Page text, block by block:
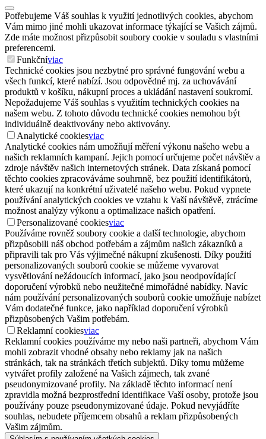
Potřebujeme Váš souhlas k využití jednotlivých cookies, abychom
Vám mimo jiné mohli ukazovat informace týkající se Vašich zájmů.
Zde máte možnost přizpůsobit soubory cookie v souladu s vlastními
preferencemi.
Funkčníviac
Technické cookies jsou nezbytné pro správné fungování webu a
všech funkcí, které nabízí. Jsou odpovědné mj. za uchovávání
produktů v košíku, nákupní proces a ukládání nastavení soukromí.
Nepožadujeme Váš souhlas s využitím technických cookies na
našem webu. Z tohoto důvodu technické cookies nemohou být
individuálně deaktivovány nebo aktivovány.
Analytické cookiesviac
Analytické cookies nám umožňují měření výkonu našeho webu a
našich reklamních kampaní. Jejich pomocí určujeme počet návštěv a
zdroje návštěv našich internetových stránek. Data získaná pomocí
těchto cookies zpracováváme souhrnně, bez použití identifikátorů,
které ukazují na konkrétní uživatelé našeho webu. Pokud vypnete
používání analytických cookies ve vztahu k Vaší návštěvě, ztrácíme
možnost analýzy výkonu a optimalizace našich opatření.
Personalizované cookiesviac
Používáme rovněž soubory cookie a další technologie, abychom
přizpůsobili náš obchod potřebám a zájmům našich zákazníků a
připravili tak pro Vás výjimečné nákupní zkušenosti. Díky použití
personalizovaných souborů cookie se můžeme vyvarovat
vysvětlování nežádoucích informací, jako jsou neodpovídající
doporučení výrobků nebo neužitečné mimořádné nabídky. Navíc
nám používání personalizovaných souborů cookie umožňuje nabízet
Vám dodatečné funkce, jako například doporučení výrobků
přizpůsobených Vašim potřebám.
Reklamní cookiesviac
Reklamní cookies používáme my nebo naši partneři, abychom Vám
mohli zobrazit vhodné obsahy nebo reklamy jak na našich
stránkách, tak na stránkách třetích subjektů. Díky tomu můžeme
vytvářet profily založené na Vašich zájmech, tak zvané
pseudonymizované profily. Na základě těchto informací není
zpravidla možná bezprostřední identifikace Vaší osoby, protože jsou
používány pouze pseudonymizované údaje. Pokud nevyjádříte
souhlas, nebudete příjemcem obsahů a reklam přizpůsobených
Vašim zájmům.